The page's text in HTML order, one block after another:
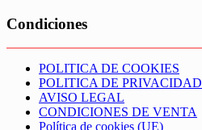
Condiciones
POLITICA DE COOKIES
POLITICA DE PRIVACIDAD
AVISO LEGAL
CONDICIONES DE VENTA
Política de cookies (UE)